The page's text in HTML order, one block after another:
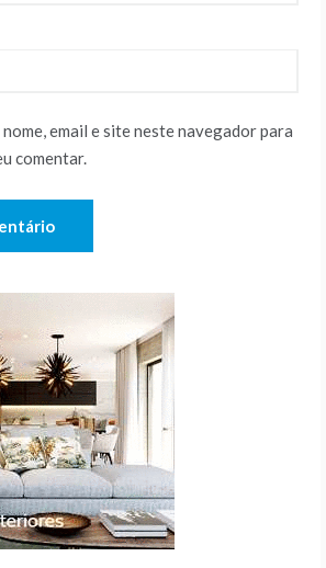
email e site neste navegador para
comentar.